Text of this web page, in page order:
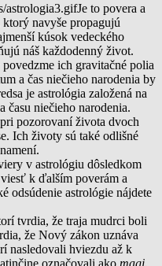
Je to povera a
navyše propagujú
kúsok vedeckého
náš každodenný život.
ich gravitačné polia
a čas niečieho narodenia by
je astrológia založená na
času niečieho narodenia.
pozorovaní života dvoch
Ich životy sú také odlišné
v astrológiu dôsledkom
k ďalším poverám a
odsúdenie astrológie nájdete
tvrdia, že traja mudrci boli
že Nový zákon uznáva
nasledovali hviezdu až k
označovali ako magi,